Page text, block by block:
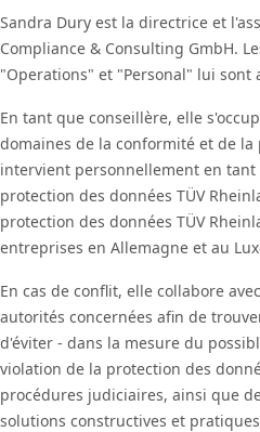
Sandra Dury est la directrice et
Compliance & Consulting GmbH.
"Operations" et "Personal" lui sont
En tant que conseillère, elle
domaines de la conformité et de
intervient personnellement en
protection des données TÜV
protection des données TÜV
entreprises en Allemagne et au
En cas de conflit, elle collabore
autorités concernées afin de
d'éviter - dans la mesure du
violation de la protection des
procédures judiciaires, ainsi que
solutions constructives et